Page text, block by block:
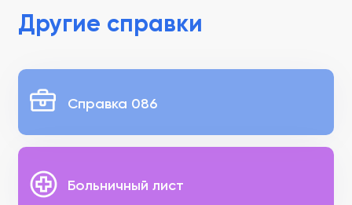
Другие справки
Справка 086
Больничный лист